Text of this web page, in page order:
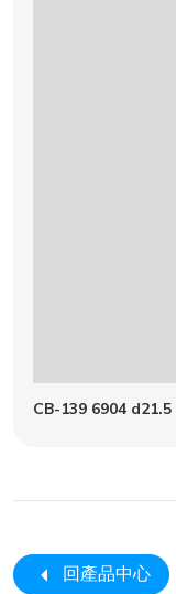
CB-139 6904 d21.5
回產品中心